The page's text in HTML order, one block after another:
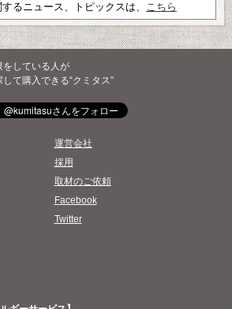
るニュース、トピックスは、 こちら
をしている人が
て購入できる“クミタス”
運営会社
採用
取材のご依頼
Facebook
Twitter